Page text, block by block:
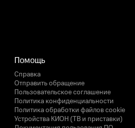
Помощь
Справка
Отправить обращение
Пользовательское соглашение
Политика конфиденциальности
Политика обработки файлов cookie
Устройства КИОН (ТВ и приставки)